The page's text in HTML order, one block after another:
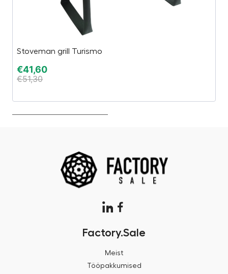
Stoveman grill Turismo
€41,60
€51,30
Factory.Sale
Meist
Tööpakkumised